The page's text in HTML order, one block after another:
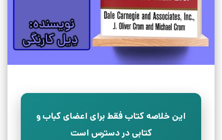
این خلاصه کتاب فقط برای اعضای کباب و
کتابی در دسترس است